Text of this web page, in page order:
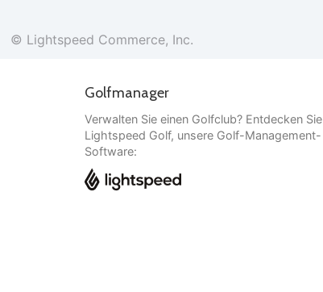
© Lightspeed Commerce, Inc.
Golfmanager
Verwalten Sie einen Golfclub? Entdecken Sie
Lightspeed Golf, unsere Golf-Management-
Software: